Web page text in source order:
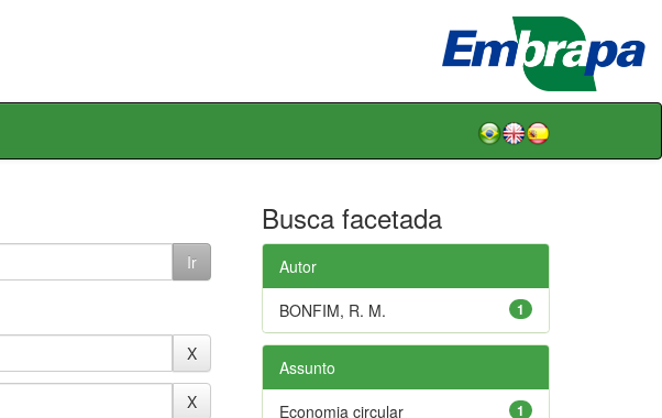
Busca facetada
Autor
1
BONFIM, R. M.
Assunto
1
Economia circular